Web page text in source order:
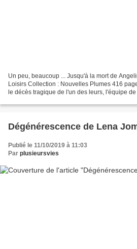
Un peu, beaucoup ... Jusqu'à la mort de
Loisirs Collection : Nouvelles Plumes 416
le décès tragique de l'un des leurs, l'équipe de
Dégénérescence de Lena
Publié le 11/10/2019 à 11:03
Par plusieursvies